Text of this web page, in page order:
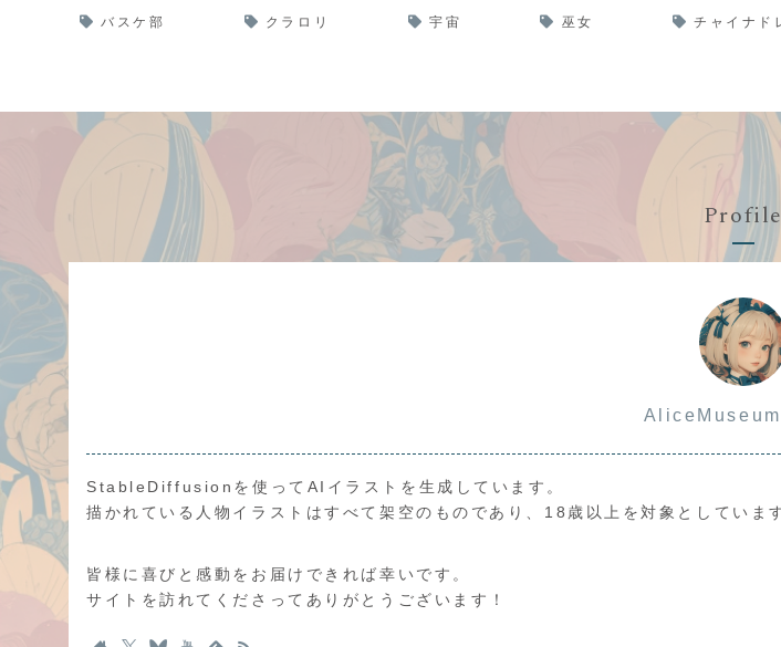
バスケ部 クラロリ 宇宙 巫女 チャイナド
Profile
AliceMuseum
StableDiffusionを使ってAIイラストを生成しています。
描かれている人物イラストはすべて架空のものであり、18歳以上を対象としていま
皆様に喜びと感動をお届けできれば幸いです。
サイトを訪れてくださってありがとうございます！